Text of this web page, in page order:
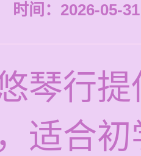
时间：2026-05-
琴行
适合